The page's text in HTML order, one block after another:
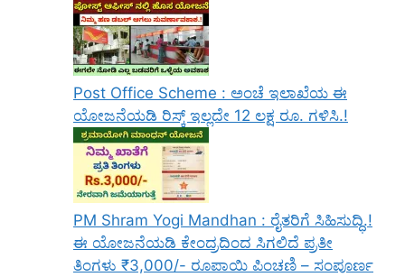
Post Office Scheme : ಅಂಚೆ ಇಲಾಖೆಯ ಈ
ಯೋಜನೆಯಡಿ ರಿಸ್ಕ್‌ ಇಲ್ಲದೇ 12 ಲಕ್ಷ ರೂ. ಗಳಿಸಿ.!
PM Shram Yogi Mandhan : ರೈತರಿಗೆ ಸಿಹಿಸುದ್ಧಿ.!
ಈ ಯೋಜನೆಯಡಿ ಕೇಂದ್ರದಿಂದ ಸಿಗಲಿದೆ ಪ್ರತೀ
ತಿಂಗಳು ₹3,000/- ರೂಪಾಯಿ ಪಿಂಚಣಿ – ಸಂಪೂರ್ಣ